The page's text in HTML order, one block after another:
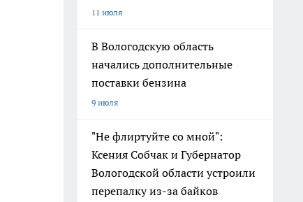
11 июля
В Вологодскую область
начались дополнительные
поставки бензина
9 июля
"Не флиртуйте со мной":
Ксения Собчак и Губернатор
Вологодской области устроили
перепалку из-за байков